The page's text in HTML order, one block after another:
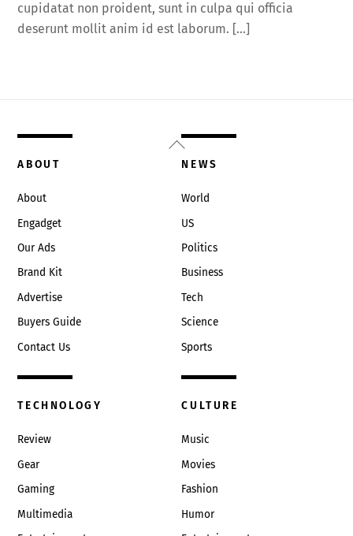
cupidatat non proident, sunt in culpa qui officia
deserunt mollit anim id est laborum. […]
Back
To
ABOUT
About
Engadget
Our Ads
Brand Kit
Advertise
Buyers Guide
Contact Us
NEWS
World
US
Politics
Business
Tech
Science
Sports
TECHNOLOGY
Review
Gear
Gaming
Multimedia
CULTURE
Music
Movies
Fashion
Humor